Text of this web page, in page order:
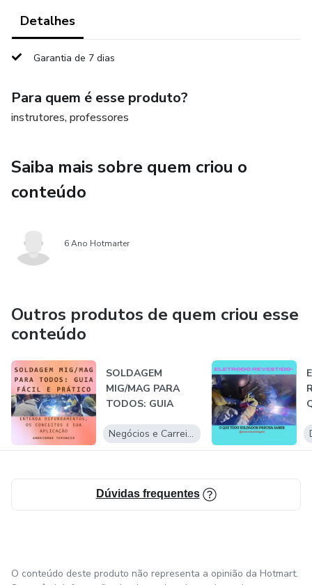
Detalhes
Garantia de 7 dias
Para quem é esse produto?
instrutores, professores
Saiba mais sobre quem criou o
conteúdo
6 Ano Hotmarter
Outros produtos de quem criou esse
conteúdo
SOLDAGEM
MIG/MAG PARA
TODOS: GUIA
ENTENDA OS...
Negócios e Carreira
Dúvidas frequentes
O conteúdo deste produto não representa a opinião da Hotmart.